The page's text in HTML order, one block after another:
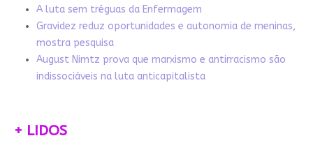
A luta sem tréguas da Enfermagem
Gravidez reduz oportunidades e autonomia de meninas,
mostra pesquisa
August Nimtz prova que marxismo e antirracismo são
indissociáveis na luta anticapitalista
+ LIDOS